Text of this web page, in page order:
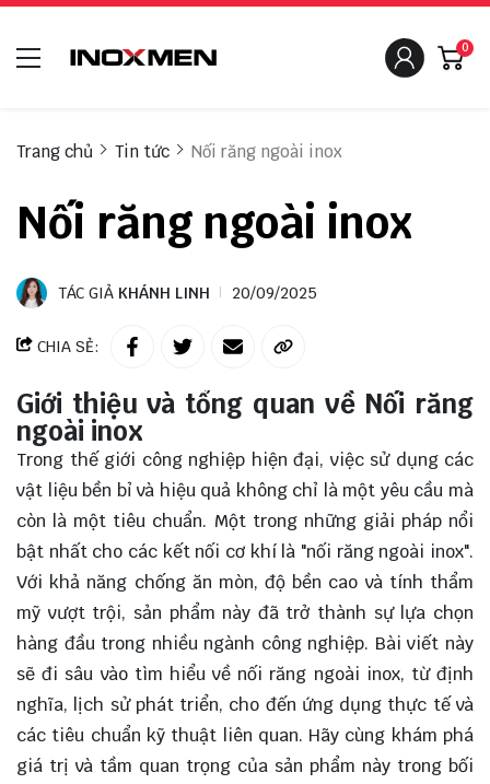
0
Trang chủ Tin tức Nối răng ngoài inox
Nối răng ngoài inox
TÁC GIẢ KHÁNH LINH 20/09/2025
CHIA SẺ:
Giới thiệu và tổng quan về Nối răng
ngoài inox
Trong thế giới công nghiệp hiện đại, việc sử dụng các
vật liệu bền bỉ và hiệu quả không chỉ là một yêu cầu mà
còn là một tiêu chuẩn. Một trong những giải pháp nổi
bật nhất cho các kết nối cơ khí là "nối răng ngoài inox".
Với khả năng chống ăn mòn, độ bền cao và tính thẩm
mỹ vượt trội, sản phẩm này đã trở thành sự lựa chọn
hàng đầu trong nhiều ngành công nghiệp. Bài viết này
sẽ đi sâu vào tìm hiểu về nối răng ngoài inox, từ định
nghĩa, lịch sử phát triển, cho đến ứng dụng thực tế và
các tiêu chuẩn kỹ thuật liên quan. Hãy cùng khám phá
giá trị và tầm quan trọng của sản phẩm này trong bối